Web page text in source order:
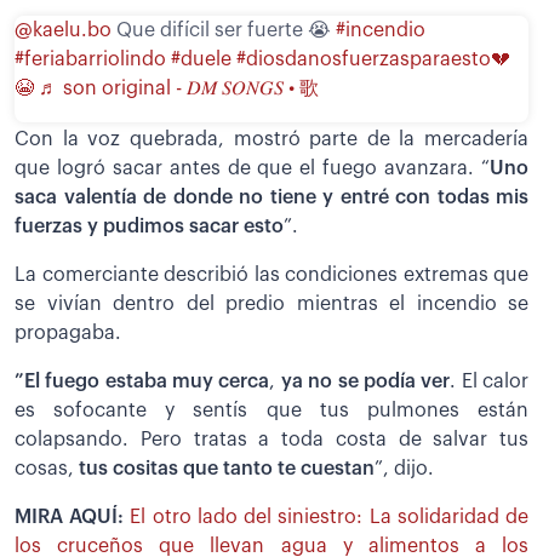
@kaelu.bo Que difícil ser fuerte 😭 #incendio
#feriabarriolindo #duele #diosdanosfuerzasparaesto💔
😭 ♬ son original - 𝐷𝑀 𝑆𝑂𝑁𝐺𝑆 • 歌
Con la voz quebrada, mostró parte de la mercadería
que logró sacar antes de que el fuego avanzara. “Uno
saca valentía de donde no tiene y entré con todas mis
fuerzas y pudimos sacar esto”.
La comerciante describió las condiciones extremas que
se vivían dentro del predio mientras el incendio se
propagaba.
”El fuego estaba muy cerca, ya no se podía ver. El calor
es sofocante y sentís que tus pulmones están
colapsando. Pero tratas a toda costa de salvar tus
cosas, tus cositas que tanto te cuestan”, dijo.
MIRA AQUÍ: El otro lado del siniestro: La solidaridad de
los cruceños que llevan agua y alimentos a los